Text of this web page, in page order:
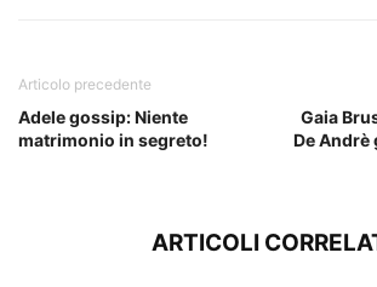
Articolo precedente
Adele gossip: Niente
matrimonio in segreto!
Gaia
De Andrè
ARTICOLI